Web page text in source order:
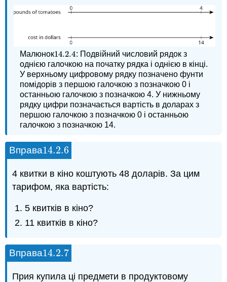
Малюнок14.2.4
14.2.4: Подвійний числовий рядок з
однією галочкою на початку рядка і однією в кінці.
У верхньому цифровому рядку позначено фунти
помідорів з першою галочкою з позначкою 0 і
останньою галочкою з позначкою 4. У нижньому
рядку цифри позначається вартість в доларах з
першою галочкою з позначкою 0 і останньою
галочкою з позначкою 14.
Вправа14.2.6
14.2.6
4 квитки в кіно коштують 48 доларів. За цим
тарифом, яка вартість:
5 квитків в кіно?
11 квитків в кіно?
Вправа14.2.7
14.2.7
Прия купила ці предмети в продуктовому